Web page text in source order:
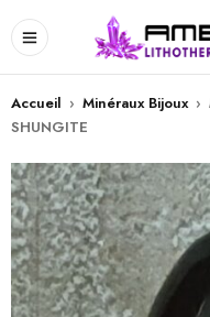
Accueil › Minéraux Bijoux ›
SHUNGITE